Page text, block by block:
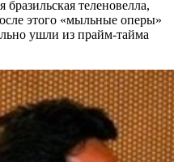
теленовелла,
этого «мыльные оперы»
ушли из прайм-тайма